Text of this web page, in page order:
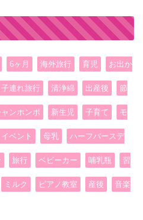
6ヶ月 海外旅行 育児 お出か
子連れ旅行 清浄綿 出産後 節
ンホンポ 新生児 子育て モ
イベント 母乳 ハーフバースデ
旅行 ベビーカー 哺乳瓶 習
ミルク ピアノ教室 産後 音楽